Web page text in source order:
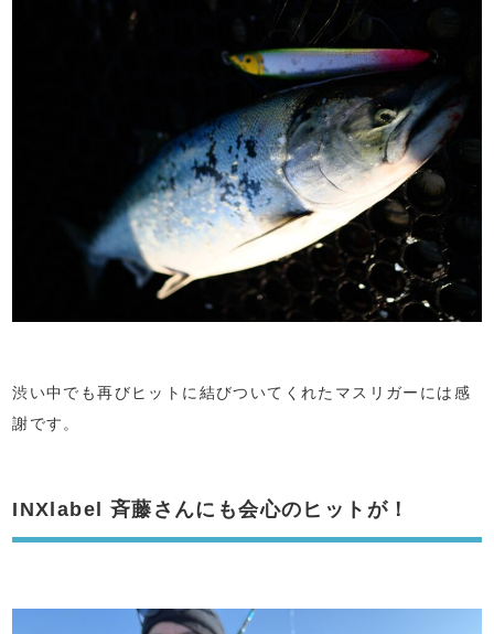
渋い中でも再びヒットに結びついてくれたマスリガーには感
謝です。
INXlabel 斉藤さんにも会心のヒットが！